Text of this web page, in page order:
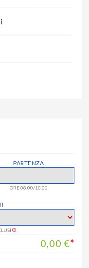
PARTENZA
ORE 08.00/10.00
0,00 €*